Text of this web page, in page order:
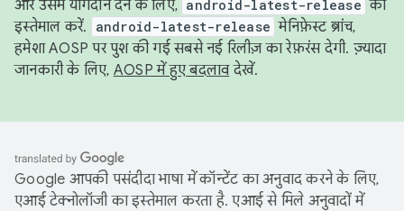
और उसमें योगदान देने के लिए, android-latest-release का
इस्तेमाल करें.
android-latest-release मेनिफ़ेस्ट ब्रांच,
हमेशा AOSP पर पुश की गई सबसे नई रिलीज़ का रेफ़रंस देगी. ज़्यादा
जानकारी के लिए, AOSP में हुए बदलावदेखें.
Google आपकी पसंदीदा भाषा में कॉन्टेंट का अनुवाद करने के लिए,
एआई टेक्नोलॉजी का इस्तेमाल करता है. एआई से मिले अनुवादों में